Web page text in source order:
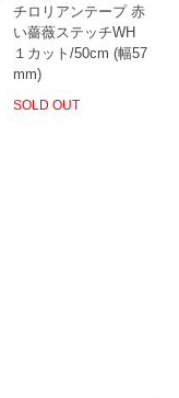
チロリアンテープ 赤
い薔薇ステッチWH
１カット/50cm (幅57
mm)
SOLD OUT